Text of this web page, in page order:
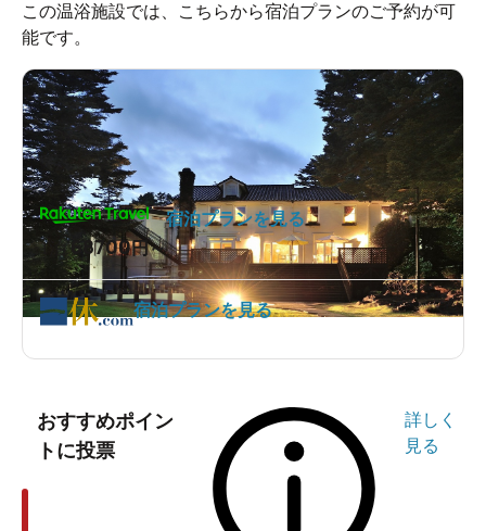
この温浴施設では、こちらから宿泊プランのご予約が可
能です。
1泊68700円～
宿泊プランを見る
宿泊プランを見る
おすすめポイン
トに投票
詳しく
見る